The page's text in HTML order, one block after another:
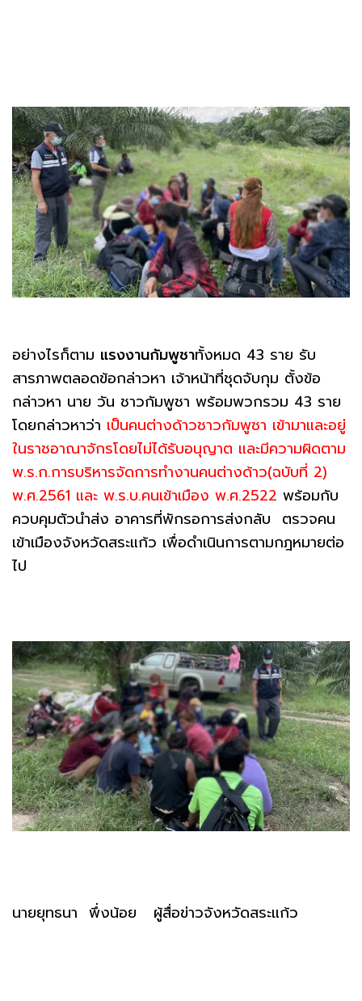
อย่างไรก็ตาม แรงงานกัมพูชาทั้งหมด 43 ราย รับ
สารภาพตลอดข้อกล่าวหา เจ้าหน้าที่ชุดจับกุม ตั้งข้อ
กล่าวหา นาย วัน ชาวกัมพูชา พร้อมพวกรวม 43 ราย
โดยกล่าวหาว่า เป็นคนต่างด้าวชาวกัมพูชา เข้ามาและอยู่
ในราชอาณาจักรโดยไม่ได้รับอนุญาต และมีความผิดตาม
พ.ร.ก.การบริหารจัดการทำงานคนต่างด้าว(ฉบับที่ 2)
พ.ศ.2561 และ พ.ร.บ.คนเข้าเมือง พ.ศ.2522 พร้อมกับ
ควบคุมตัวนำส่ง อาคารที่พักรอการส่งกลับ ตรวจคน
เข้าเมืองจังหวัดสระแก้ว เพื่อดำเนินการตามกฎหมายต่อ
ไป
นายยุทธนา พึ่งน้อย ผู้สื่อข่าวจังหวัดสระแก้ว